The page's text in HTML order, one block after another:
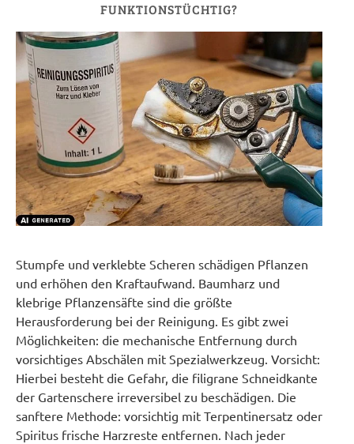
FUNKTIONSTÜCHTIG?
Stumpfe und verklebte Scheren schädigen Pflanzen
und erhöhen den Kraftaufwand. Baumharz und
klebrige Pflanzensäfte sind die größte
Herausforderung bei der Reinigung. Es gibt zwei
Möglichkeiten: die mechanische Entfernung durch
vorsichtiges Abschälen mit Spezialwerkzeug. Vorsicht:
Hierbei besteht die Gefahr, die filigrane Schneidkante
der Gartenschere irreversibel zu beschädigen. Die
sanftere Methode: vorsichtig mit Terpentinersatz oder
Spiritus frische Harzreste entfernen. Nach jeder